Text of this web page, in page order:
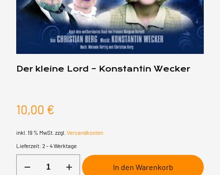
Der kleine Lord – Konstantin Wecker
10,00 €
inkl. 19 % MwSt. zzgl. Versandkosten
Lieferzeit: 2 - 4 Werktage
kleine
In den Warenkorb